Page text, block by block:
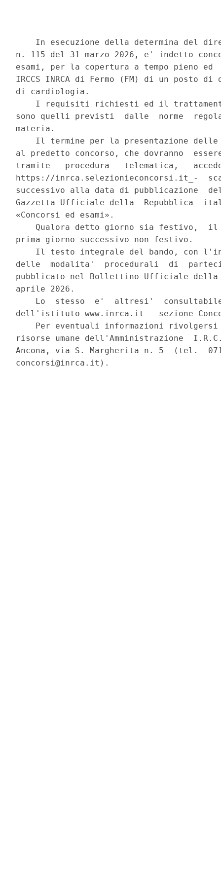
In esecuzione della determina del
n. 115 del 31 marzo 2026, e' indetto
esami, per la copertura a tempo pieno
IRCCS INRCA di Fermo (FM) di un posto
di cardiologia.
I requisiti richiesti ed il
sono quelli previsti  dalle  norme
materia.
Il termine per la presentazione
al predetto concorso, che dovranno
tramite   procedura   telematica,
https://inrca.selezionieconcorsi.it_-
successivo alla data di pubblicazione
Gazzetta Ufficiale della  Repubblica
«Concorsi ed esami».
Qualora detto giorno sia festivo,
prima giorno successivo non festivo.
Il testo integrale del bando, con
delle  modalita'  procedurali  di
pubblicato nel Bollettino Ufficiale della
aprile 2026.
Lo  stesso  e'  altresi'
dell'istituto www.inrca.it - sezione
Per eventuali informazioni
risorse umane dell'Amministrazione
Ancona, via S. Margherita n. 5  (tel.
concorsi@inrca.it).